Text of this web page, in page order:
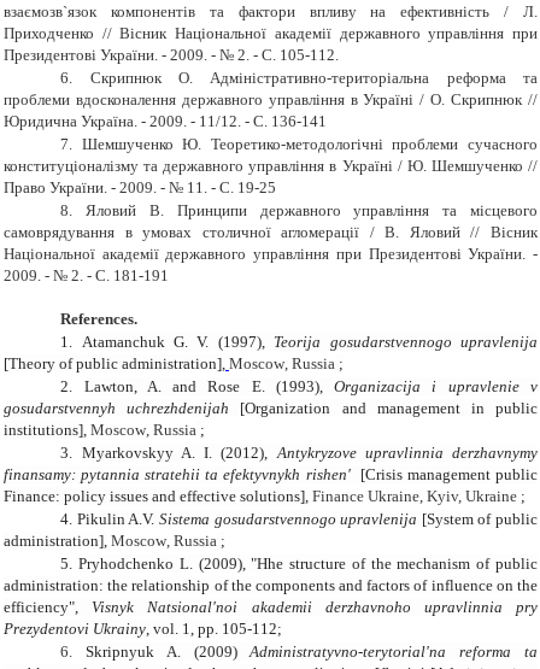
взаємозв`язок компонентів та фактори впливу на ефективність / Л.
Приходченко // Вісник Національної академії державного управління при
Президентові України. - 2009. - № 2. - С. 105-112.
6.
Скрипнюк О. Адміністративно-територіальна реформа та
проблеми вдосконалення державного управління в Україні / О. Скрипнюк //
Юридична Україна. - 2009. - 11/12. - С. 136-141
7. Шемшученко Ю. Теоретико-методологічні проблеми сучасного
конституціоналізму та державного управління в Україні / Ю. Шемшученко //
Право України. - 2009. - № 11. - С. 19-25
8.
Яловий В. Принципи державного управління та місцевого
самоврядування в умовах столичної агломерації / В. Яловий // Вісник
Національної академії державного управління при Президентові України. -
2009. - № 2. - С. 181-191
References.
1. Atamanchuk G. V. (1997), Teorija gosudarstvennogo upravlenija
[Theory of public administration], Moscow, Russia ;
2.
Lawton, A. andRose E. (1993),Organizacija i upravlenie v
gosudarstvennyh uchrezhdenijah [Organization and management in public
institutions], Moscow, Russia ;
3. Myarkovskyy A. I. (2012),Antykryzove upravlinnia derzhavnymy
finansamy: pytannia stratehii ta efektyvnykh rishen'[Crisis management public
Finance: policy issues and effective solutions], Finance Ukraine, Kyiv, Ukraine ;
4. Pikulin A.V.Sistema gosudarstvennogo upravlenija [System of public
administration], Moscow, Russia ;
5. Pryhodchenko L. (2009), "Нhe structure of the mechanism of public
administration: the relationship of the components and factors of influence on the
efficiency",Visnyk Natsional'noi akademii derzhavnoho upravlinnia pry
Prezydentovi Ukrainy, vol. 1, pp. 105-112;
6.
Skripnyuk A. (2009)Administratyvno-terytorial'na reforma ta